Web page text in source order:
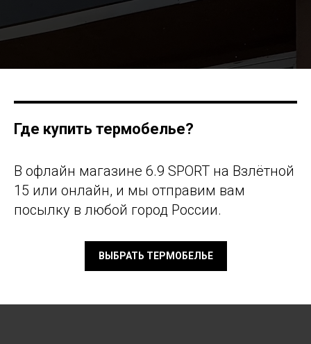
Где купить термобелье?
В офлайн магазине 6.9 SPORT на Взлётной
15 или онлайн, и мы отправим вам
посылку в любой город России.
ВЫБРАТЬ ТЕРМОБЕЛЬЕ